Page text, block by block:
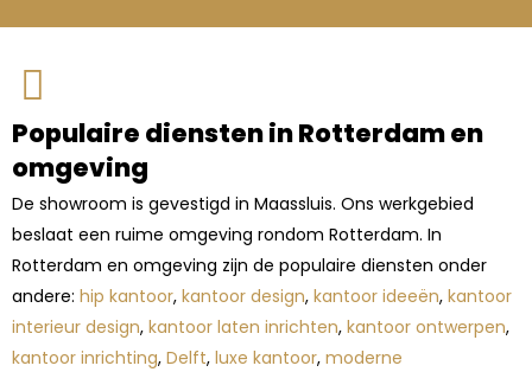
Populaire diensten in Rotterdam en
omgeving
De showroom is gevestigd in Maassluis. Ons werkgebied
beslaat een ruime omgeving rondom Rotterdam. In
Rotterdam en omgeving zijn de populaire diensten onder
andere: hip kantoor, kantoor design, kantoor ideeën, kantoor
interieur design, kantoor laten inrichten, kantoor ontwerpen,
kantoor inrichting, Delft, luxe kantoor, moderne